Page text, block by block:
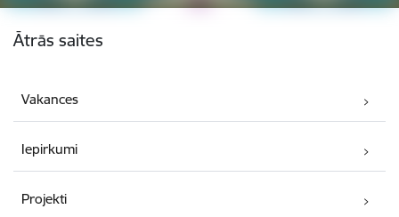
Kājene
Ātrās saites
Vakances
Iepirkumi
Projekti